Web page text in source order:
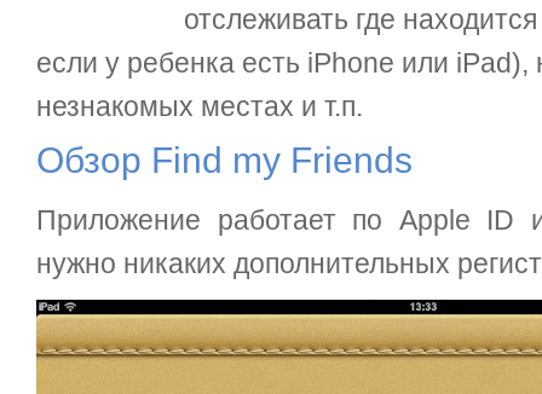
отслеживать где
если у ребенка есть iPhone или iPad),
незнакомых местах и т.п.
Обзор Find my Friends
Приложение работает по Apple ID
нужно никаких дополнительных